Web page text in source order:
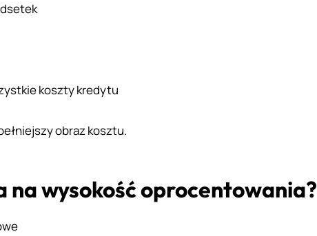
koszty kredytu
obraz kosztu.
na wysokość oprocentowania?